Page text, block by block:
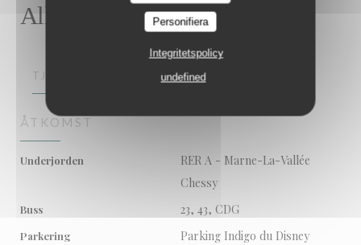
Personifiera
Integritetspolicy
undefined
Allmän information
TJÄNSTER
ÅTKOMST
Underjorden
RER A - Marne-La-Vallée
Chessy
Buss 23, 43, CDG
Parkering
Parking Indigo du Disney